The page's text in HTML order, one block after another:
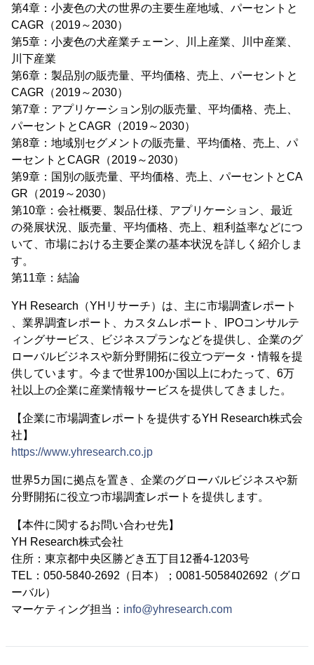
第4章：小麦色の犬の世界の主要生産地域、パーセントと
CAGR（2019～2030）
第5章：小麦色の犬産業チェーン、川上産業、川中産業、
川下産業
第6章：製品別の販売量、平均価格、売上、パーセントと
CAGR（2019～2030）
第7章：アプリケーション別の販売量、平均価格、売上、
パーセントとCAGR（2019～2030）
第8章：地域別セグメントの販売量、平均価格、売上、パ
ーセントとCAGR（2019～2030）
第9章：国別の販売量、平均価格、売上、パーセントとCA
GR（2019～2030）
第10章：会社概要、製品仕様、アプリケーション、最近
の発展状況、販売量、平均価格、売上、粗利益率などにつ
いて、市場における主要企業の基本状況を詳しく紹介しま
す。
第11章：結論
YH Research（YHリサーチ）は、主に市場調査レポート
、業界調査レポート、カスタムレポート、IPOコンサルテ
ィングサービス、ビジネスプランなどを提供し、企業のグ
ローバルビジネスや新分野開拓に役立つデータ・情報を提
供しています。今まで世界100か国以上にわたって、6万
社以上の企業に産業情報サービスを提供してきました。
【企業に市場調査レポートを提供するYH Research株式会
社】
https://www.yhresearch.co.jp
世界5カ国に拠点を置き、企業のグローバルビジネスや新
分野開拓に役立つ市場調査レポートを提供します。
【本件に関するお問い合わせ先】
YH Research株式会社
住所：東京都中央区勝どき五丁目12番4-1203号
TEL：050-5840-2692（日本）；0081-5058402692（グロ
ーバル）
マーケティング担当： info@yhresearch.com